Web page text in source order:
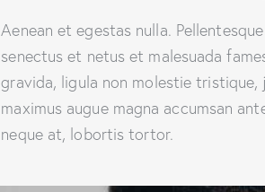
Aenean et egestas nulla.
senectus et netus et malesuada
gravida, ligula non molestie
maximus augue magna accumsan
neque at, lobortis tortor.